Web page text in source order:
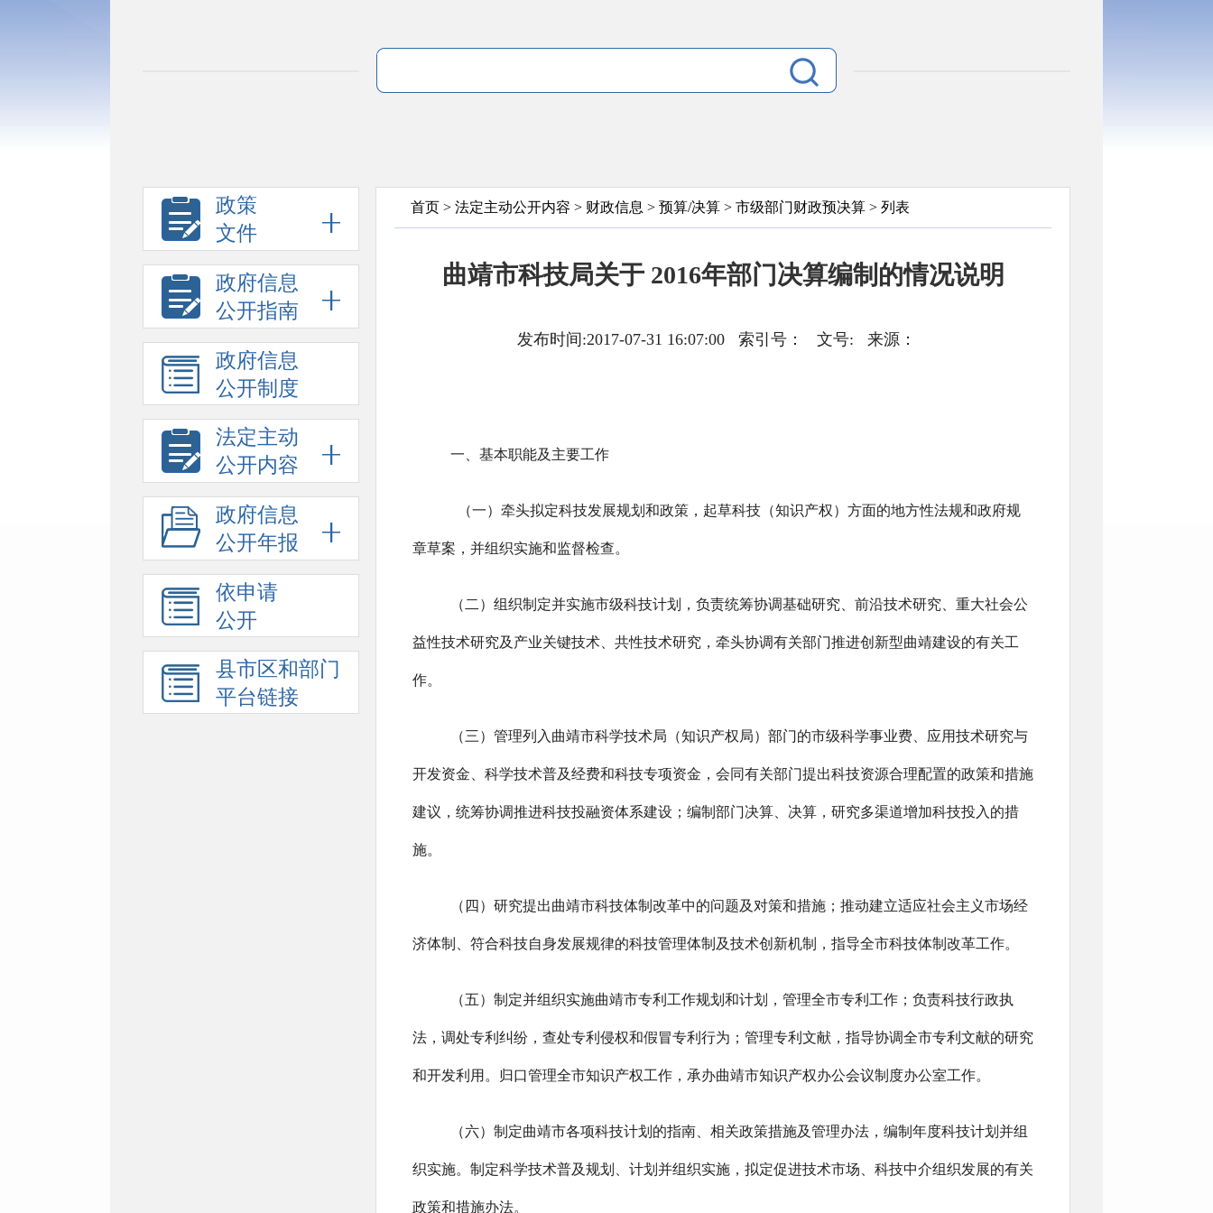
政策
文件
政府信息
公开指南
政府信息
公开制度
法定主动
公开内容
政府信息
公开年报
依申请
公开
县市区和部门
平台链接
首页 > 法定主动公开内容 > 财政信息 > 预算/决算 > 市级部门财政预决算 > 列表
曲靖市科技局关于 2016年部门决算编制的情况说明
发布时间:2017-07-31 16:07:00 索引号： 文号: 来源：
一、基本职能及主要工作
（一）牵头拟定科技发展规划和政策，起草科技（知识产权）方面的地方性法规和政府规
章草案，并组织实施和监督检查。
（二）组织制定并实施市级科技计划，负责统筹协调基础研究、前沿技术研究、重大社会公
益性技术研究及产业关键技术、共性技术研究，牵头协调有关部门推进创新型曲靖建设的有关工
作。
（三）管理列入曲靖市科学技术局（知识产权局）部门的市级科学事业费、应用技术研究与
开发资金、科学技术普及经费和科技专项资金，会同有关部门提出科技资源合理配置的政策和措施
建议，统筹协调推进科技投融资体系建设；编制部门决算、决算，研究多渠道增加科技投入的措
施。
（四）研究提出曲靖市科技体制改革中的问题及对策和措施；推动建立适应社会主义市场经
济体制、符合科技自身发展规律的科技管理体制及技术创新机制，指导全市科技体制改革工作。
（五）制定并组织实施曲靖市专利工作规划和计划，管理全市专利工作；负责科技行政执
法，调处专利纠纷，查处专利侵权和假冒专利行为；管理专利文献，指导协调全市专利文献的研究
和开发利用。归口管理全市知识产权工作，承办曲靖市知识产权办公会议制度办公室工作。
（六）制定曲靖市各项科技计划的指南、相关政策措施及管理办法，编制年度科技计划并组
织实施。制定科学技术普及规划、计划并组织实施，拟定促进技术市场、科技中介组织发展的有关
政策和措施办法。